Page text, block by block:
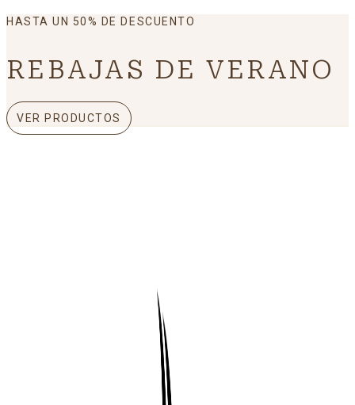
HASTA UN 50% DE DESCUENTO
REBAJAS DE VERANO
VER PRODUCTOS